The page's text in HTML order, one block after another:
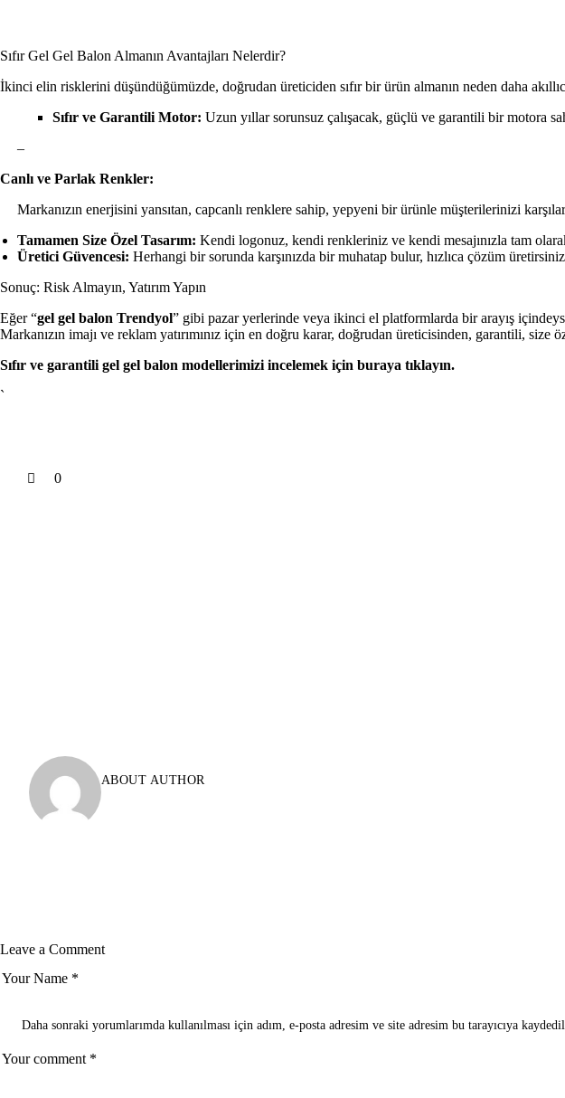
Sıfır Gel Gel Balon Almanın Avantajları Nelerdir?
İkinci elin risklerini düşündüğümüzde, doğrudan üreticiden sıfır bir ürün almanın neden daha
Sıfır ve Garantili Motor: Uzun yıllar sorunsuz çalışacak, güçlü ve garantili bir motora
–
Canlı ve Parlak Renkler:
Markanızın enerjisini yansıtan, capcanlı renklere sahip, yepyeni bir ürünle müşterilerinizi
Tamamen Size Özel Tasarım: Kendi logonuz, kendi renkleriniz ve kendi mesajınızla tam
Üretici Güvencesi: Herhangi bir sorunda karşınızda bir muhatap bulur, hızlıca çözüm
Sonuç: Risk Almayın, Yatırım Yapın
Eğer “gel gel balon Trendyol” gibi pazar yerlerinde veya ikinci el platformlarda bir arayış
Markanızın imajı ve reklam yatırımınız için en doğru karar, doğrudan üreticisinden, garantili, size
Sıfır ve garantili gel gel balon modellerimizi incelemek için buraya tıklayın.
`
0
ABOUT AUTHOR
Leave a Comment
Daha sonraki yorumlarımda kullanılması için adım, e-posta adresim ve site adresim bu tarayıcıya